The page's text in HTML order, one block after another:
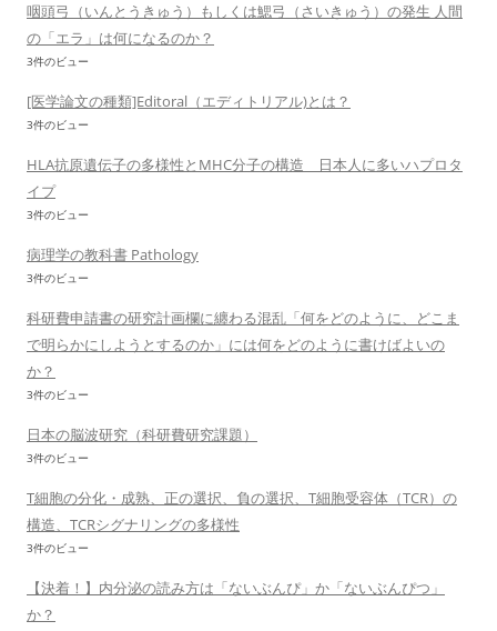
咽頭弓（いんとうきゅう）もしくは鰓弓（さいきゅう）の発生 人間
の「エラ」は何になるのか？
3件のビュー
[医学論文の種類]Editoral（エディトリアル)とは？
3件のビュー
HLA抗原遺伝子の多様性とMHC分子の構造 日本人に多いハプロタ
イプ
3件のビュー
病理学の教科書 Pathology
3件のビュー
科研費申請書の研究計画欄に纏わる混乱「何をどのように、どこま
で明らかにしようとするのか」には何をどのように書けばよいの
か？
3件のビュー
日本の脳波研究（科研費研究課題）
3件のビュー
T細胞の分化・成熟、正の選択、負の選択、T細胞受容体（TCR）の
構造、TCRシグナリングの多様性
3件のビュー
【決着！】内分泌の読み方は「ないぶんぴ」か「ないぶんぴつ」
か？